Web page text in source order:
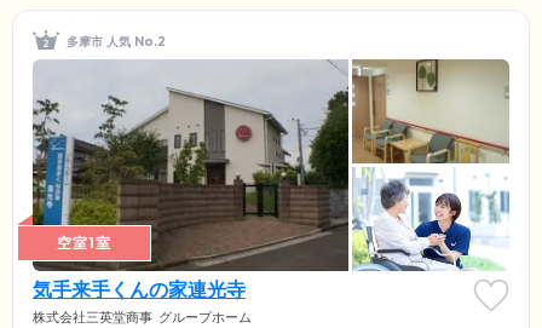
多摩市 人気 No.2
空室1室
気手来手くんの家連光寺
株式会社三英堂商事 グループホーム